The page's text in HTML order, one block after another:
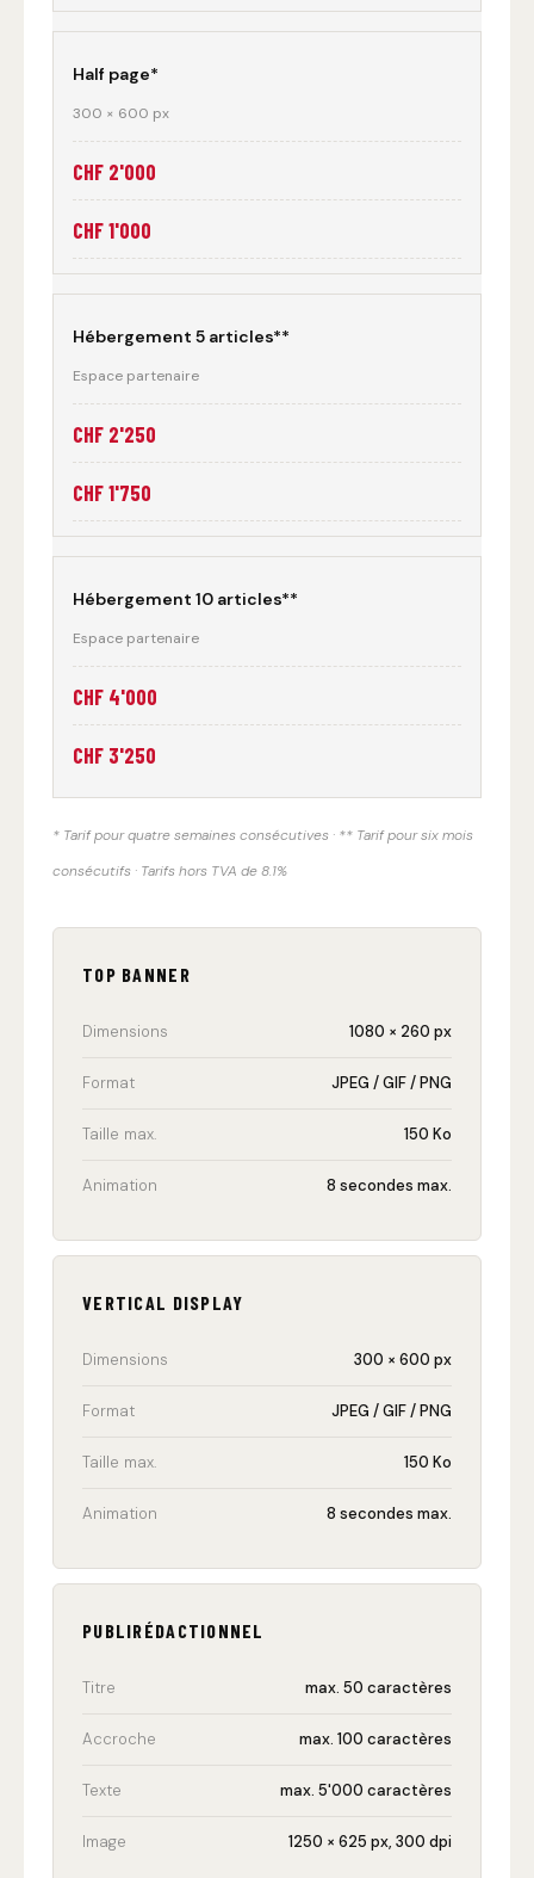
Half page*
300 × 600 px
CHF 2'000
CHF 1'000
Hébergement 5 articles**
Espace partenaire
CHF 2'250
CHF 1'750
Hébergement 10 articles**
Espace partenaire
CHF 4'000
CHF 3'250
* Tarif pour quatre semaines consécutives · ** Tarif pour six mois
consécutifs · Tarifs hors TVA de 8.1%
TOP BANNER
Dimensions 1080 × 260 px
Format JPEG / GIF / PNG
Taille max. 150 Ko
Animation 8 secondes max.
VERTICAL DISPLAY
Dimensions 300 × 600 px
Format JPEG / GIF / PNG
Taille max. 150 Ko
Animation 8 secondes max.
PUBLIRÉDACTIONNEL
Titre max. 50 caractères
Accroche max. 100 caractères
Texte max. 5'000 caractères
Image 1250 × 625 px, 300 dpi